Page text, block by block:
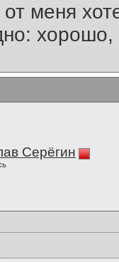
от меня
Серёгин